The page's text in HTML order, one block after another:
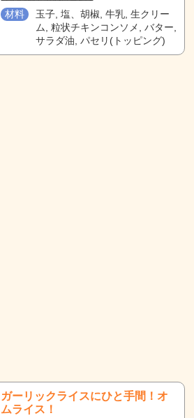
材料
玉子, 塩、胡椒, 牛乳, 生クリー
ム, 粒状チキンコンソメ, バター,
サラダ油, パセリ(トッピング)
ガーリックライスにひと手間！オ
ムライス！